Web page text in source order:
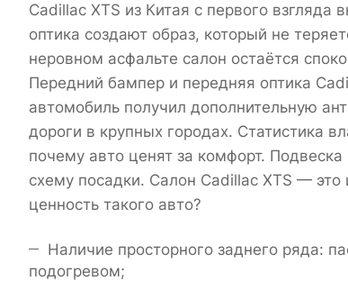
Cadillac XTS из Китая с первого
оптика создают образ, который не
неровном асфальте салон остаётся
Передний бампер и передняя оптика
автомобиль получил дополнительную
дороги в крупных городах. Статистика
почему авто ценят за комфорт.
схему посадки. Салон Cadillac XTS —
ценность такого авто?
Наличие просторного заднего ряда:
подогревом;